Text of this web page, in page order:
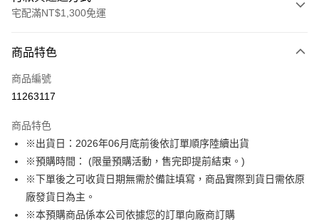
宅配滿NT$1,300免運
信用卡一次付款
LINE Pay
悠遊付
Google Pay
ATM付款
商品特色
商品編號
11263117
商品特色
※出貨日：2026年06月底前後依訂單順序陸續出貨
※預購時間： (限量預購活動，售完即提前結束。)
※下單後之可收貨日期無需於備註填寫，商品實際到貨日需依原
廠發貨日為主。
※本預購商品係本公司依據您的訂單向廠商訂購